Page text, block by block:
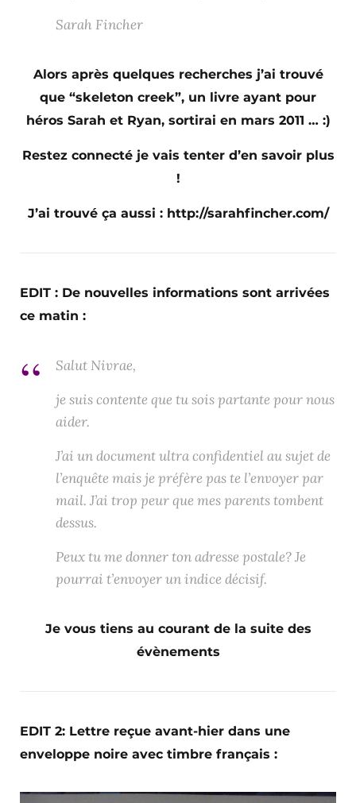
Sarah Fincher
Alors après quelques recherches j’ai trouvé
que “skeleton creek”, un livre ayant pour
héros Sarah et Ryan, sortirai en mars 2011 … :)
Restez connecté je vais tenter d’en savoir plus
!
J’ai trouvé ça aussi : http://sarahfincher.com/
EDIT : De nouvelles informations sont arrivées
ce matin :
Salut Nivrae,
je suis contente que tu sois partante pour nous
aider.
J’ai un document ultra confidentiel au sujet de
l’enquête mais je préfère pas te l’envoyer par
mail. J’ai trop peur que mes parents tombent
dessus.
Peux tu me donner ton adresse postale? Je
pourrai t’envoyer un indice décisif.
Je vous tiens au courant de la suite des
évènements
EDIT 2: Lettre reçue avant-hier dans une
enveloppe noire avec timbre français :